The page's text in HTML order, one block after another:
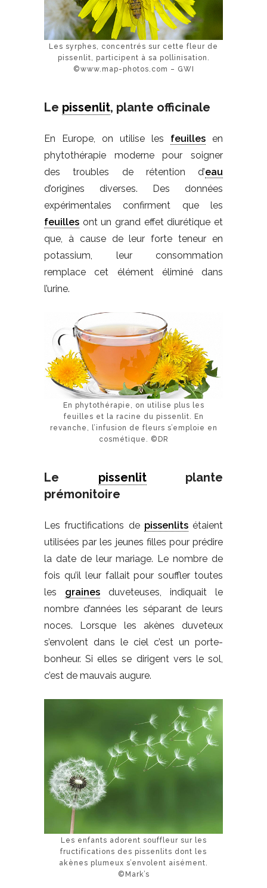
Les syrphes, concentrés sur cette fleur de
pissenlit, participent à sa pollinisation.
©www.map-photos.com – GWI
Le pissenlit, plante officinale
En Europe, on utilise les feuilles en
phytothérapie moderne pour soigner
des troubles de rétention d’eau
d’origines diverses. Des données
expérimentales confirment que les
feuilles ont un grand effet diurétique et
que, à cause de leur forte teneur en
potassium, leur consommation
remplace cet élément éliminé dans
l’urine.
En phytothérapie, on utilise plus les
feuilles et la racine du pissenlit. En
revanche, l’infusion de fleurs s’emploie en
cosmétique. ©DR
Le pissenlitplante
prémonitoire
Les fructifications de pissenlitsétaient
utilisées par les jeunes filles pour prédire
la date de leur mariage. Le nombre de
fois qu’il leur fallait pour souffler toutes
les graines duveteuses, indiquait le
nombre d’années les séparant de leurs
noces. Lorsque les akènes duveteux
s’envolent dans le ciel c’est un porte-
bonheur. Si elles se dirigent vers le sol,
c’est de mauvais augure.
Les enfants adorent souffleur sur les
fructifications des pissenlits dont les
akènes plumeux s’envolent aisément.
©Mark’s